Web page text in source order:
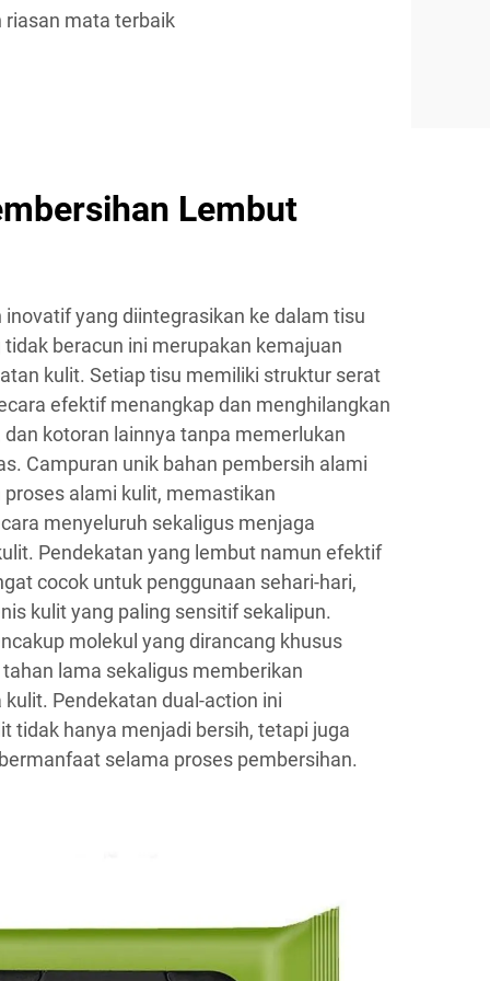
riasan mata terbaik
Lembut
yang diintegrasikan ke dalam tisu
beracun ini merupakan kemajuan
kulit. Setiap tisu memiliki struktur serat
efektif menangkap dan menghilangkan
kotoran lainnya tanpa memerlukan
Campuran unik bahan pembersih alami
proses alami kulit, memastikan
menyeluruh sekaligus menjaga
Pendekatan yang lembut namun efektif
cocok untuk penggunaan sehari-hari,
kulit yang paling sensitif sekalipun.
molekul yang dirancang khusus
lama sekaligus memberikan
Pendekatan dual-action ini
tidak hanya menjadi bersih, tetapi juga
selama proses pembersihan.